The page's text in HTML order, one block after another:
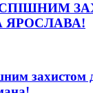
захистом